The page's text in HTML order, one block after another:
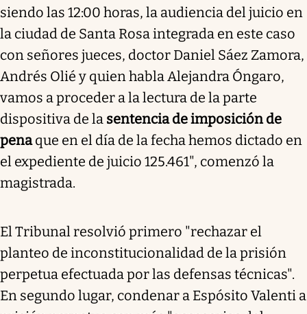
siendo las 12:00 horas, la audiencia del juicio en
la ciudad de Santa Rosa integrada en este caso
con señores jueces, doctor Daniel Sáez Zamora,
Andrés Olié y quien habla Alejandra Óngaro,
vamos a proceder a la lectura de la parte
dispositiva de la sentencia de imposición de
penaque en el día de la fecha hemos dictado en
el expediente de juicio 125.461", comenzó la
magistrada.
El Tribunal resolvió primero "rechazar el
planteo de inconstitucionalidad de la prisión
perpetua efectuada por las defensas técnicas".
En segundo lugar, condenar a Espósito Valenti a